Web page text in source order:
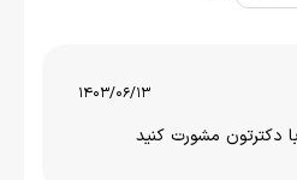
1403/06/13
با دکترتون مشورت کنید